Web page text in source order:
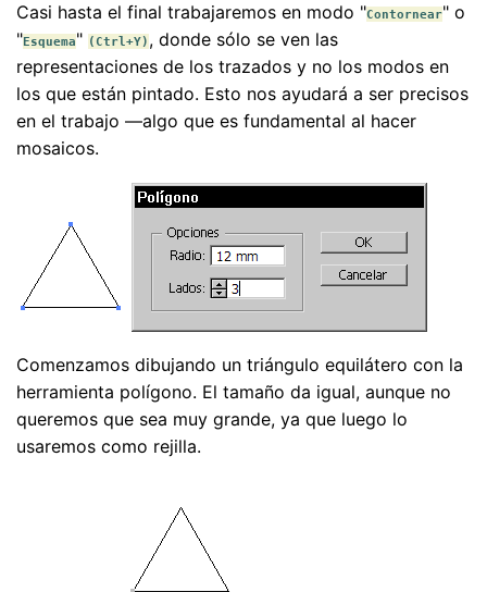
Casi hasta el final trabajaremos en modo "Contornear" o
"Esquema" (Ctrl+Y) , donde sólo se ven las
representaciones de los trazados y no los modos en
los que están pintado. Esto nos ayudará a ser precisos
en el trabajo —algo que es fundamental al hacer
mosaicos.
Comenzamos dibujando un triángulo equilátero con la
herramienta polígono. El tamaño da igual, aunque no
queremos que sea muy grande, ya que luego lo
usaremos como rejilla.